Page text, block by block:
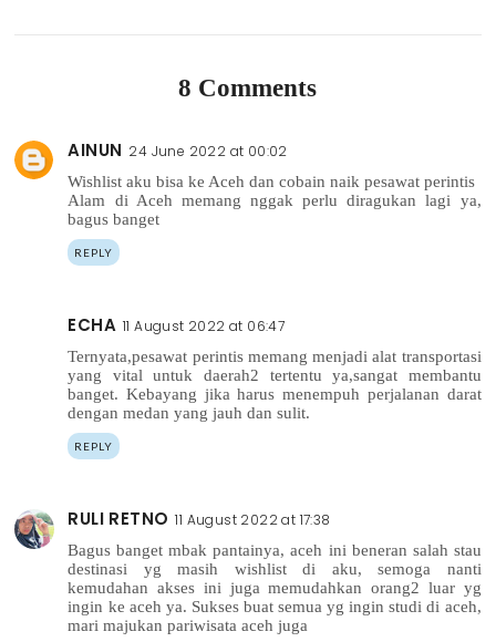
8 Comments
AINUN 24 June 2022 at 00:02
Wishlist aku bisa ke Aceh dan cobain naik pesawat perintis
Alam di Aceh memang nggak perlu diragukan lagi ya,
bagus banget
REPLY
ECHA 11 August 2022 at 06:47
Ternyata,pesawat perintis memang menjadi alat transportasi
yang vital untuk daerah2 tertentu ya,sangat membantu
banget. Kebayang jika harus menempuh perjalanan darat
dengan medan yang jauh dan sulit.
REPLY
RULI RETNO 11 August 2022 at 17:38
Bagus banget mbak pantainya, aceh ini beneran salah stau
destinasi yg masih wishlist di aku, semoga nanti
kemudahan akses ini juga memudahkan orang2 luar yg
ingin ke aceh ya. Sukses buat semua yg ingin studi di aceh,
mari majukan pariwisata aceh juga